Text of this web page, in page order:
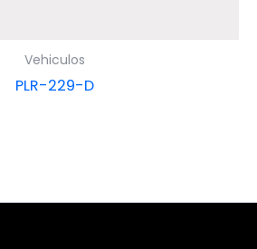
Vehiculos
PLR-229-D